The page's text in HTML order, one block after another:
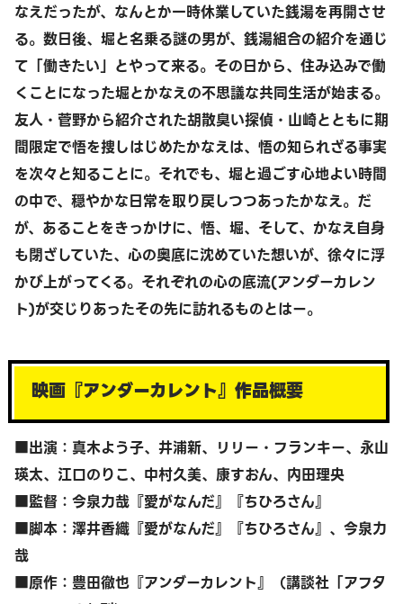
なえだったが、なんとか一時休業していた銭湯を再開させ
る。数日後、堀と名乗る謎の男が、銭湯組合の紹介を通じ
て「働きたい」とやって来る。その日から、住み込みで働
くことになった堀とかなえの不思議な共同生活が始まる。
友人・菅野から紹介された胡散臭い探偵・山崎とともに期
間限定で悟を捜しはじめたかなえは、悟の知られざる事実
を次々と知ることに。それでも、堀と過ごす心地よい時間
の中で、穏やかな日常を取り戻しつつあったかなえ。だ
が、あることをきっかけに、悟、堀、そして、かなえ自身
も閉ざしていた、心の奥底に沈めていた想いが、徐々に浮
かび上がってくる。それぞれの心の底流(アンダーカレン
ト)が交じりあったその先に訪れるものとはー。
映画『アンダーカレント』作品概要
■出演：真木よう子、井浦新、リリー・フランキー、永山
瑛太、江口のりこ、中村久美、康すおん、内田理央
■監督：今泉力哉『愛がなんだ』『ちひろさん』
■脚本：澤井香織『愛がなんだ』『ちひろさん』、今泉力
哉
■原作：豊田徹也『アンダーカレント』（講談社「アフタ